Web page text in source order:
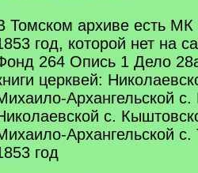
Томском архиве есть
год, которой нет на
264 Опись 1 Дело
церквей:
Архангельской
с.
Архангельской с.
год